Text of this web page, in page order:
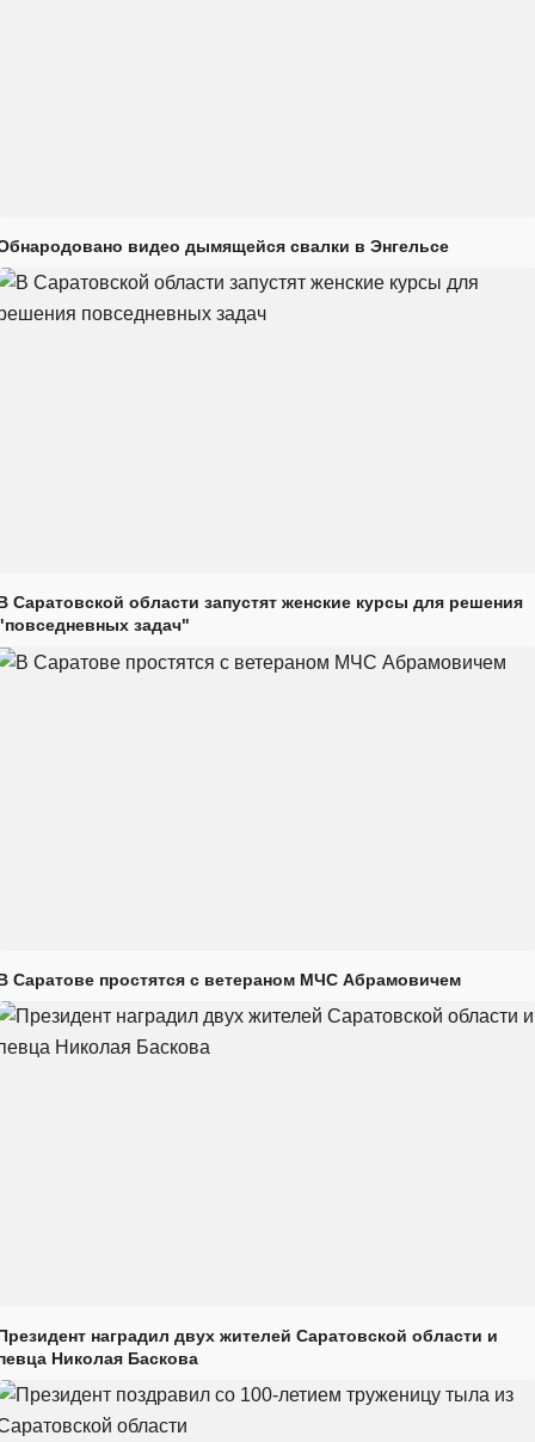
видео дымящейся свалки в Энгельсе
Саратовской области запустят женские курсы для решения
задач"
Саратове простятся с ветераном МЧС Абрамовичем
наградил двух жителей Саратовской области и
Николая Баскова